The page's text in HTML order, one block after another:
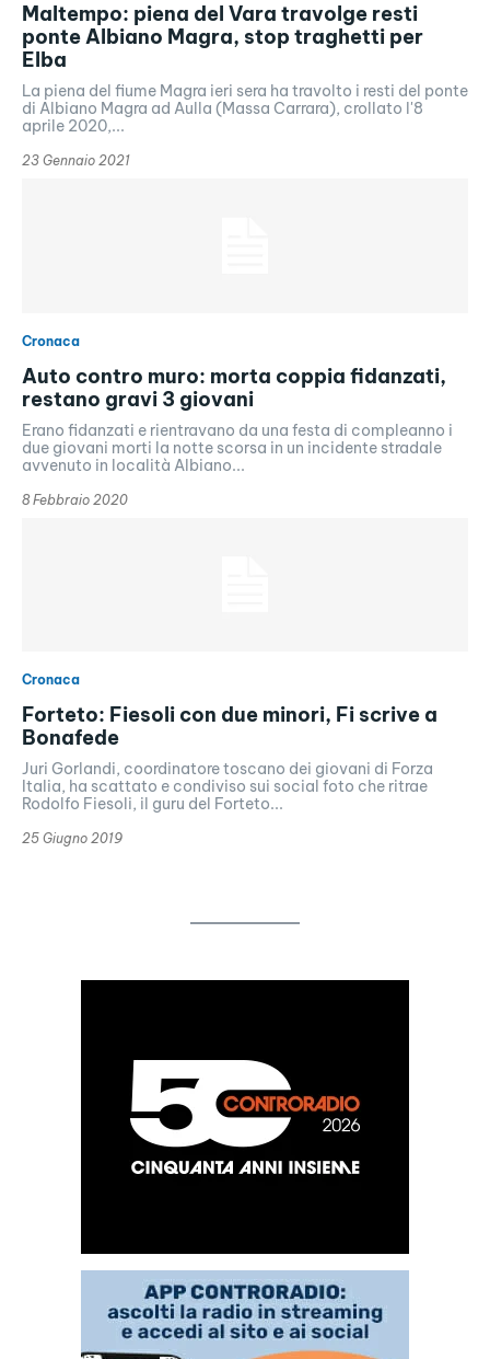
Maltempo: piena del Vara travolge resti
ponte Albiano Magra, stop traghetti per
Elba
La piena del fiume Magra ieri sera ha travolto i resti del ponte
di Albiano Magra ad Aulla (Massa Carrara), crollato l'8
aprile 2020,...
23 Gennaio 2021
Cronaca
Auto contro muro: morta coppia fidanzati,
restano gravi 3 giovani
Erano fidanzati e rientravano da una festa di compleanno i
due giovani morti la notte scorsa in un incidente stradale
avvenuto in località Albiano...
8 Febbraio 2020
Cronaca
Forteto: Fiesoli con due minori, Fi scrive a
Bonafede
Juri Gorlandi, coordinatore toscano dei giovani di Forza
Italia, ha scattato e condiviso sui social foto che ritrae
Rodolfo Fiesoli, il guru del Forteto...
25 Giugno 2019